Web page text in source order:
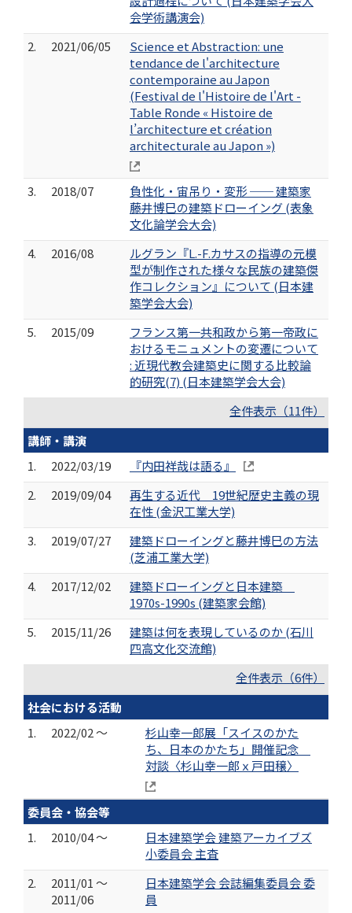
会学術講演会)
2.
2021/06/05
Science et Abstraction: une
tendance de l'architecture
contemporaine au Japon
(Festival de l'Histoire de l'Art -
Table Ronde « Histoire de
l’architecture et création
architecturale au Japon »)
3. 2018/07
負性化・宙吊り・変形 ── 建築家
藤井博巳の建築ドローイング (表象
文化論学会大会)
4.
2016/08
ルグラン『L.-F.カサスの指導の元模
型が制作された様々な民族の建築傑
作コレクション』について (日本建
築学会大会)
5.
2015/09
フランス第一共和政から第一帝政に
おけるモニュメントの変遷について
: 近現代教会建築史に関する比較論
的研究(7) (日本建築学会大会)
全件表示（11件）
講師・講演
1.
2022/03/19
『内田祥哉は語る』
2.
2019/09/04
再生する近代 19世紀歴史主義の現
在性 (金沢工業大学)
3.
2019/07/27
建築ドローイングと藤井博巳の方法
(芝浦工業大学)
4.
2017/12/02
建築ドローイングと日本建築
1970s-1990s (建築家会館)
5.
2015/11/26
建築は何を表現しているのか (石川
四高文化交流館)
全件表示（6件）
社会における活動
1.
2022/02 ～
杉山幸一郎展「スイスのかた
ち、日本のかたち」開催記念
対談〈杉山幸一郎ｘ戸田穣〉
委員会・協会等
1.
2010/04 ～
日本建築学会 建築アーカイブズ
小委員会 主査
2.
2011/01 ～
2011/06
日本建築学会 会誌編集委員会 委
員